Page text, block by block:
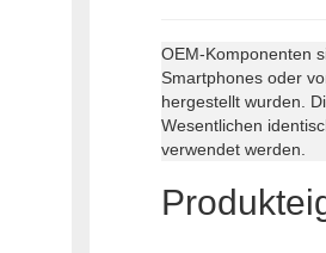
OEM-Komponenten
Smartphones oder
hergestellt wurden.
Wesentlichen
verwendet werden.